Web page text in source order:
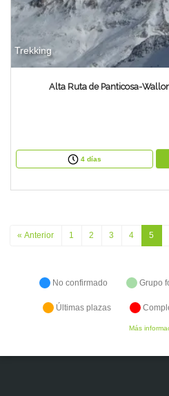
Trekking
Alta Ruta de Panticosa-
4 días
« Anterior 1 2 3 4 5
No confirmado Grupo
Últimas plazas
Más